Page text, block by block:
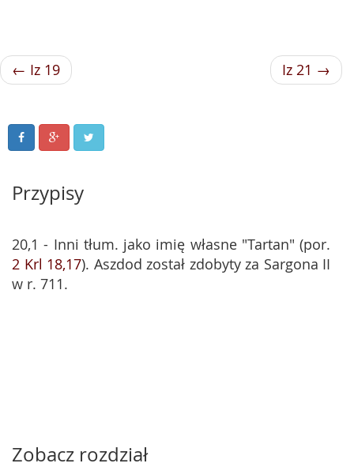
← Iz 19 Iz 21 →
Przypisy
20,1 - Inni tłum. jako imię własne "Tartan" (por.
2 Krl 18,17). Aszdod został zdobyty za Sargona II
w r. 711.
Zobacz rozdział